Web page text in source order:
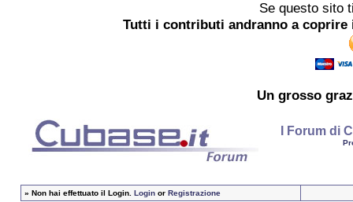
Se questo sito
Tutti i contributi andranno a
Un grosso
I Forum di
» Non hai effettuato il Login. Loginor Registrazione